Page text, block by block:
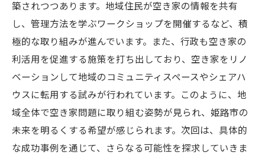
築されつつあります。地域住民が空き家の情報を共有
し、管理方法を学ぶワークショップを開催するなど、積
極的な取り組みが進んでいます。また、行政も空き家の
利活用を促進する施策を打ち出しており、空き家をリノ
ベーションして地域のコミュニティスペースやシェアハ
ウスに転用する試みが行われています。このように、地
域全体で空き家問題に取り組む姿勢が見られ、姫路市の
未来を明るくする希望が感じられます。次回は、具体的
な成功事例を通じて、さらなる可能性を探求していきま